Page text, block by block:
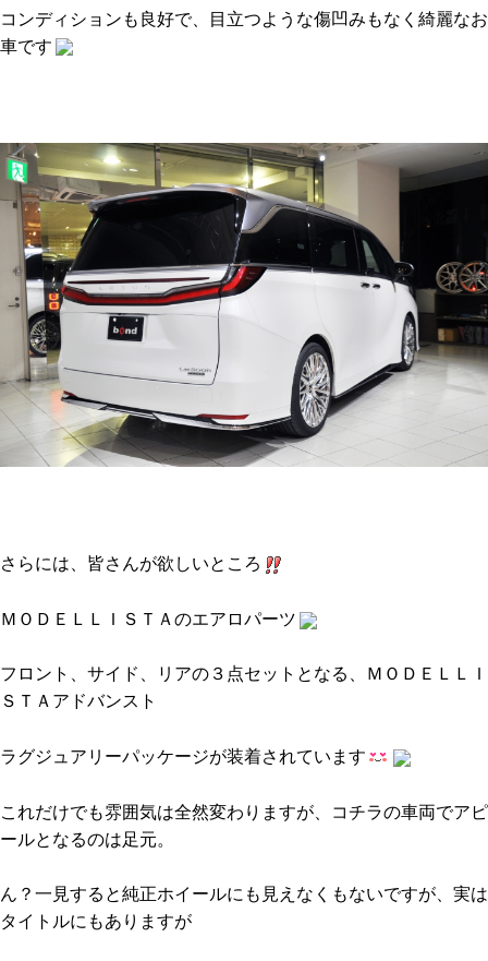
コンディションも良好で、目立つような傷凹みもなく綺麗なお
車です
さらには、皆さんが欲しいところ
ＭＯＤＥＬＬＩＳＴＡのエアロパーツ
フロント、サイド、リアの３点セットとなる、ＭＯＤＥＬＬＩ
ＳＴＡアドバンスト
ラグジュアリーパッケージが装着されています
これだけでも雰囲気は全然変わりますが、コチラの車両でアピ
ールとなるのは足元。
ん？一見すると純正ホイールにも見えなくもないですが、実は
タイトルにもありますが